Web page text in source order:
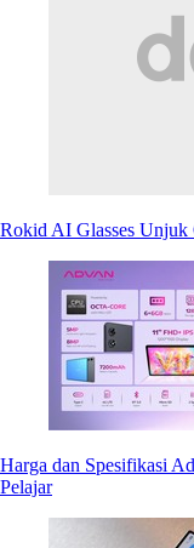
Rokid AI Glasses
Harga dan Spesifikasi
Pelajar